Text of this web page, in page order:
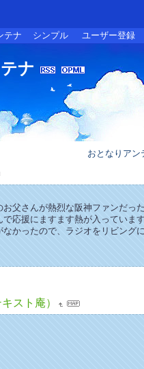
テナ シンプル ユーザー登録
ナ
おとなりアン
父さんが熱烈な阪神ファンだっ
応援にますます熱が入っていま
かったので、ラジオをリビングに
スト庵）